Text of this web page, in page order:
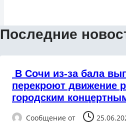
Последние
В Сочи из-за бала
перекроют движение
городским
Сообщение от